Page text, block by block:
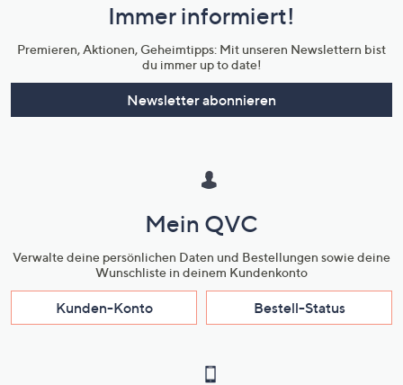
Unternehmensinformationen
Immer informiert!
Premieren, Aktionen, Geheimtipps: Mit unseren Newslettern bist
du immer up to date!
Newsletter abonnieren
Mein QVC
Verwalte deine persönlichen Daten und Bestellungen sowie deine
Wunschliste in deinem Kundenkonto
Kunden-Konto Bestell-Status